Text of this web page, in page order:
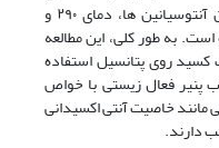
بدست آمده از آزمون DSC، با افزودن آنتوسیانین ها، دمای ۲۹۰ و
به طور کلی، این مطالعه
کسید روی پتانسیل استفاده
پنیر فعال زیستی با خواص
مانند خاصیت آنتی اکسیدانی
دارند.